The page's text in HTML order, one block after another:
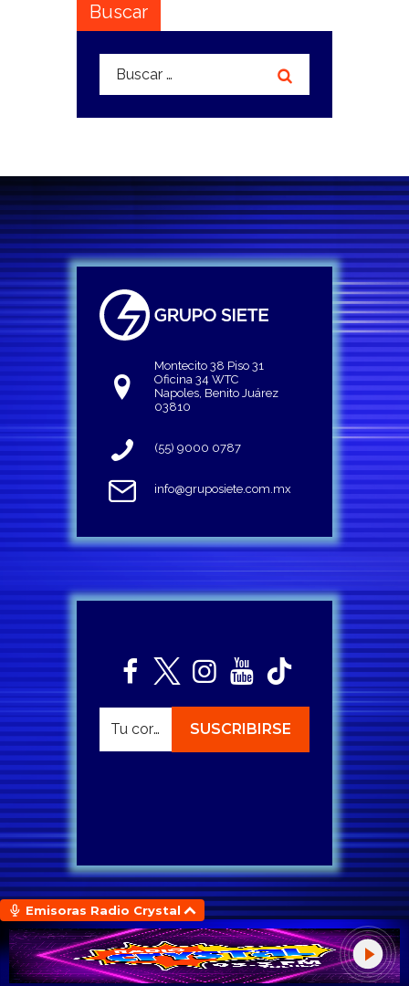
Buscar
Buscar:
Montecito 38 Piso 31
Oficina 34 WTC
Napoles, Benito Juárez
03810
(55) 9000 0787
info@gruposiete.com.mx
Emisoras Radio Crystal